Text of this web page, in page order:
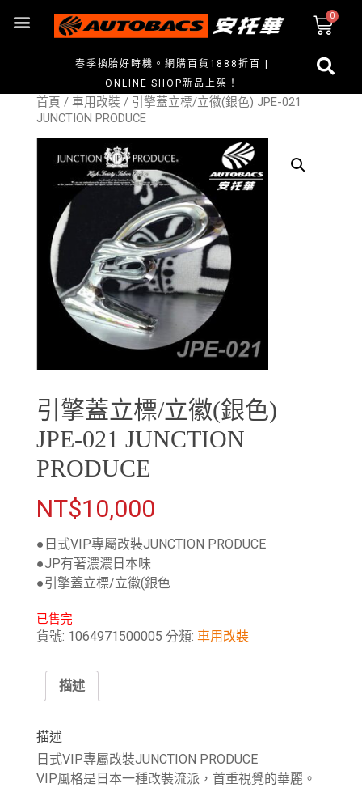
春季換胎好時機。網購百貨1888折百 |
ONLINE SHOP新品上架！
首頁 / 車用改裝 / 引擎蓋立標/立徽(銀色) JPE-021
JUNCTION PRODUCE
引擎蓋立標/立徽(銀色)
JPE-021 JUNCTION
PRODUCE
NT$10,000
●日式VIP專屬改裝JUNCTION PRODUCE
●JP有著濃濃日本味
●引擎蓋立標/立徽(銀色
已售完
貨號: 1064971500005 分類: 車用改裝
描述
描述
日式VIP專屬改裝JUNCTION PRODUCE
VIP風格是日本一種改裝流派，首重視覺的華麗。